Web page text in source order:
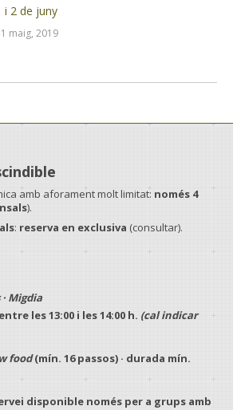
i 2 de juny
maig, 2019
amb aforament molt limitat: només 4
).
: reserva en exclusiva (consultar).
Migdia
les13:00 i les14:00 h. (cal indicar
food(mín. 16 passos) · durada mín.
disponible només per a grups amb